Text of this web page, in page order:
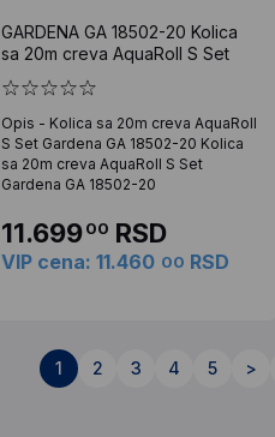
GARDENA GA 18502-20 Kolica
sa 20m creva AquaRoll S Set
Opis - Kolica sa 20m creva AquaRoll
S Set Gardena GA 18502-20 Kolica
sa 20m creva AquaRoll S Set
Gardena GA 18502-20
11.69900 RSD
VIP cena: 11.460 00 RSD
1 2 3 4 5 >